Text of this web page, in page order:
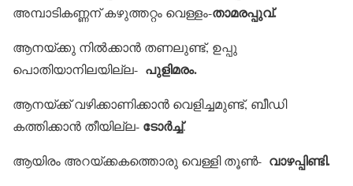
അമ്പാടികണ്ണന് കഴുത്തറ്റം വെള്ളം-താമരപ്പുവ്.
ആനയ്ക്കു നില്‍ക്കാന്‍ തണലുണ്ട്, ഉപ്പു
പൊതിയാനിലയില്ല- പുളിമരം.
ആനയ്ക്ക് വഴിക്കാണിക്കാന്‍ വെളിച്ചമുണ്ട്, ബീഡി
കത്തിക്കാന്‍ തീയില്ല- ടോര്‍ച്ച്.
ആയിരം അറയ്ക്കകത്തൊരു വെള്ളി തൂണ്‍- വാഴപ്പിണ്ടി.